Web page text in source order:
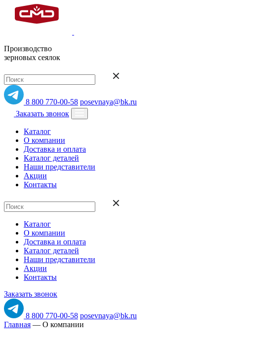
Производство
зерновых сеялок
8 800 770-00-58 posevnaya@bk.ru
Заказать звонок
Каталог
О компании
Доставка и оплата
Каталог деталей
Наши представители
Акции
Контакты
Каталог
О компании
Доставка и оплата
Каталог деталей
Наши представители
Акции
Контакты
Заказать звонок
8 800 770-00-58 posevnaya@bk.ru
Главная — О компании